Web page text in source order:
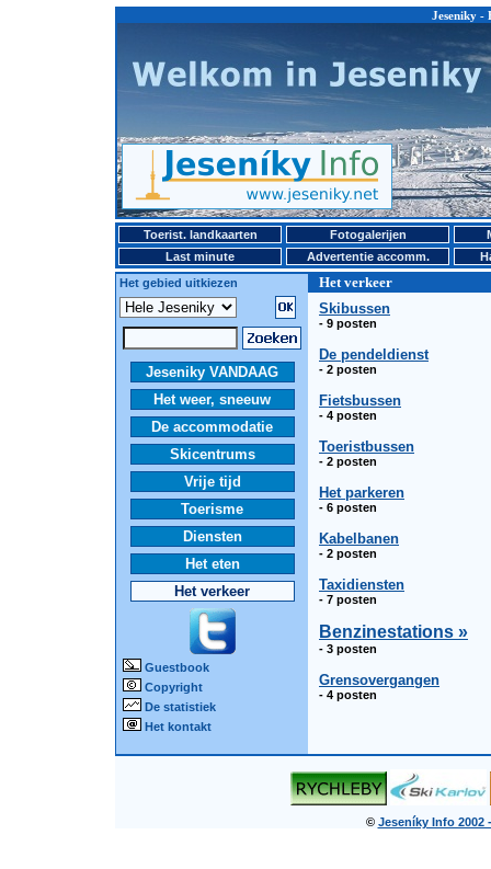
Jeseniky -
Toerist. landkaarten Fotogalerijen
Last minute
Advertentie accomm.
Het gebied uitkiezen
Het verkeer
Jeseniky VANDAAG
Het weer, sneeuw
De accommodatie
Skicentrums
Vrije tijd
Toerisme
Diensten
Het eten
Het verkeer
Guestbook
Copyright
De statistiek
Het kontakt
Skibussen
- 9 posten
De pendeldienst
- 2 posten
Fietsbussen
- 4 posten
Toeristbussen
- 2 posten
Het parkeren
- 6 posten
Kabelbanen
- 2 posten
Taxidiensten
- 7 posten
Benzinestations »
- 3 posten
Grensovergangen
- 4 posten
© Jeseníky Info 2002